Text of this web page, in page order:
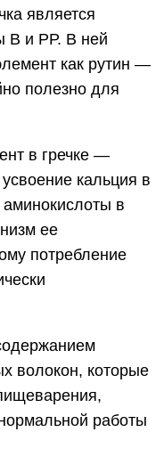
является
В и РР. В ней
как рутин —
полезно для
в гречке —
кальция в
аминокислоты в
ее
потребление
волокон, которые
работы